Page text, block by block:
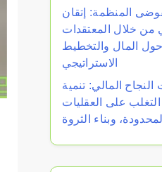
المنظمة: إتقان
من خلال المعتقدات
حول المال والتخطيط
الاستراتيجي
النجاح المالي: تنمية
التغلب على العقليات
المحدودة، وبناء الثروة